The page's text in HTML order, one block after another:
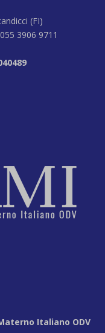
(FI)
3906 9711
Italiano ODV